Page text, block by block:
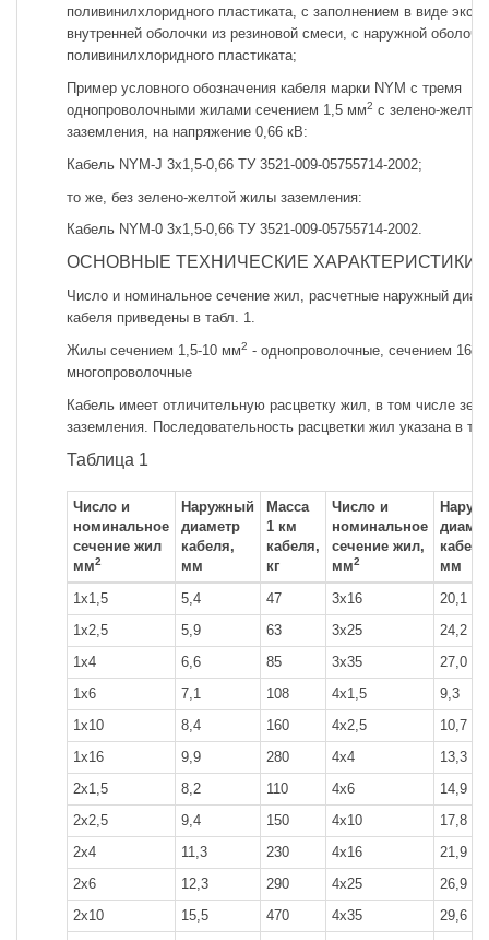
поливинилхлоридного пластиката, с заполнением в виде
внутренней оболочки из резиновой смеси, с наружной
поливинилхлоридного пластиката;
Пример условного обозначения кабеля марки NYM с тремя
однопроволочными жилами сечением 1,5 мм2 с зелено-
заземления, на напряжение 0,66 кВ:
Кабель NYM-J 3x1,5-0,66 ТУ 3521-009-05755714-2002;
то же, без зелено-желтой жилы заземления:
Кабель NYM-0 3x1,5-0,66 ТУ 3521-009-05755714-2002.
ОСНОВНЫЕ ТЕХНИЧЕСКИЕ ХАРАКТЕРИСТИКИ
Число и номинальное сечение жил, расчетные наружный
кабеля приведены в табл. 1.
Жилы сечением 1,5-10 мм2 - однопроволочные, сечением 16-
многопроволочные
Кабель имеет отличительную расцветку жил, в том числе
заземления. Последовательность расцветки жил указана в
Таблица 1
Число и
номинальное
сечение жил
мм2
Наружный
диаметр
кабеля,
мм
Масса
1 км
кабеля,
кг
Число и
номинальное
сечение жил,
мм2
мм
1x1,5
5,4 47 3x16
20,1
1x2,5
5,9 63 3x25
24,2
1x4
6,6 85 3x35
27,0
1x6
7,1 108 4x1,5
9,3
1x10
8,4 160 4x2,5
10,7
1x16
9,9 280 4x4
13,3
2x1,5
8,2 110 4x6
14,9
2x2,5
9,4 150 4x10
17,8
2x4
11,3 230 4x16
21,9
2x6
12,3 290 4x25
26,9
2x10
15,5 470 4x35
29,6